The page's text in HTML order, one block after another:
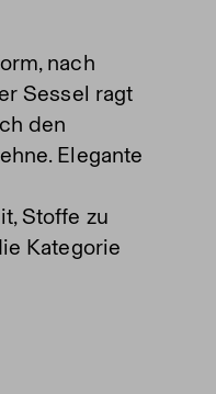
nach
Sessel ragt
den
Elegante
Stoffe zu
Kategorie